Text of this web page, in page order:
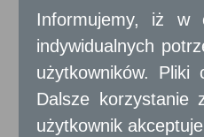
Konserwacja zabytków
Oświata
Podatki i opłaty lokalne
Polityka lokalowa
Polityka społeczna
Skargi i wnioski
Informujemy, iż w
indywidualnych
użytkowników. Pliki
Dalsze korzystanie
użytkownik